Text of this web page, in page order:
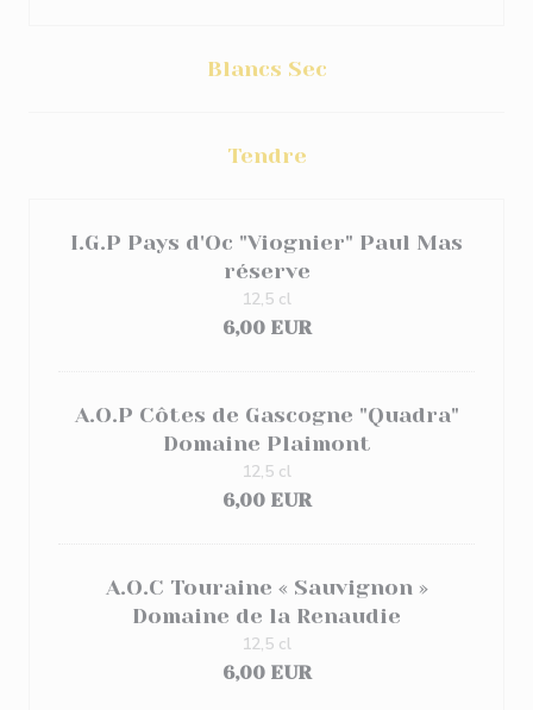
Blancs Sec
Tendre
I.G.P Pays d'Oc "Viognier" Paul Mas
réserve
6,00 EUR
12,5 cl
A.O.P Côtes de Gascogne "Quadra"
Domaine Plaimont
6,00 EUR
12,5 cl
A.O.C Touraine « Sauvignon »
Domaine de la Renaudie
6,00 EUR
12,5 cl